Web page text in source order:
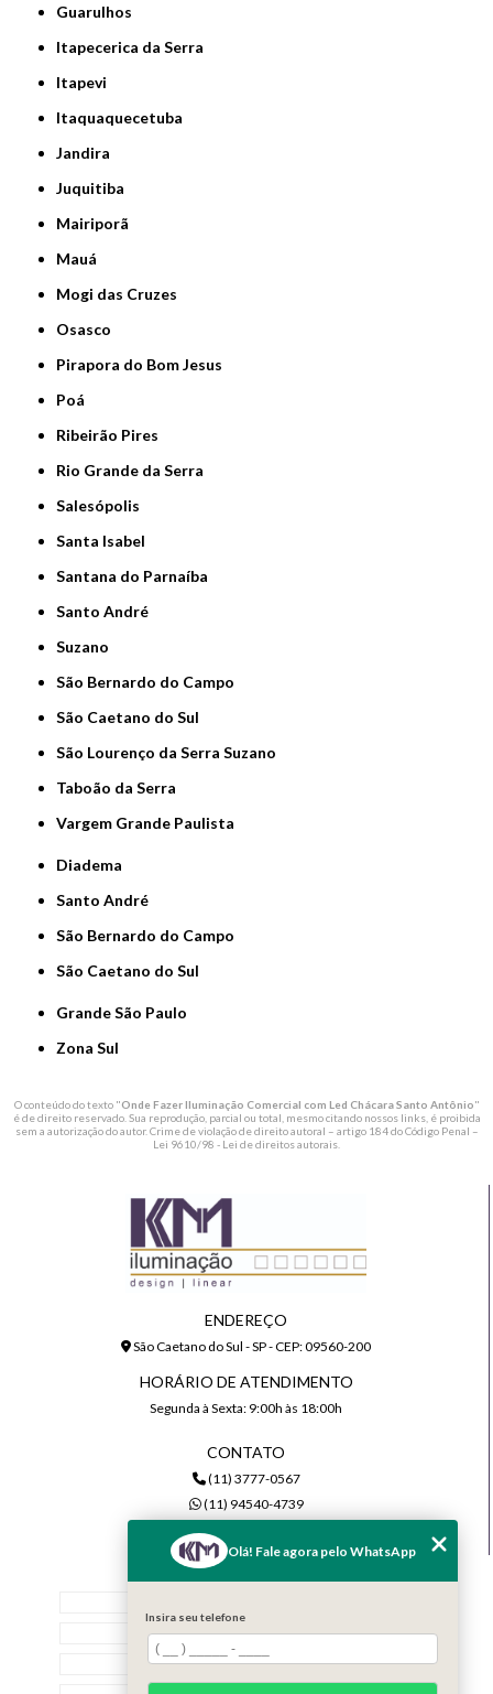
Guarulhos
Itapecerica da Serra
Itapevi
Itaquaquecetuba
Jandira
Juquitiba
Mairiporã
Mauá
Mogi das Cruzes
Osasco
Pirapora do Bom Jesus
Poá
Ribeirão Pires
Rio Grande da Serra
Salesópolis
Santa Isabel
Santana do Parnaíba
Santo André
Suzano
São Bernardo do Campo
São Caetano do Sul
São Lourenço da Serra Suzano
Taboão da Serra
Vargem Grande Paulista
Diadema
Santo André
São Bernardo do Campo
São Caetano do Sul
Grande São Paulo
Zona Sul
O conteúdo do texto "Onde Fazer Iluminação Comercial com Led Chácara Santo Antônio"
é de direito reservado. Sua reprodução, parcial ou total, mesmo citando nossos links, é proibida
sem a autorização do autor. Crime de violação de direito autoral – artigo 184 do Código Penal –
Lei 9610/98 - Lei de direitos autorais
ENDEREÇO
São Caetano do Sul - SP - CEP: 09560-200
HORÁRIO DE ATENDIMENTO
Segunda à Sexta: 9:00h às 18:00h
CONTATO
(11) 3777-0567
(11) 94540-4739
Quem Somos
Serviços
Olá! Fale agora pelo WhatsApp
Insira seu telefone